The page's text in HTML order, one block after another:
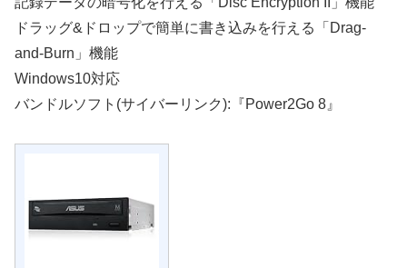
ドラッグ&ドロップで簡単に書き込みを行える「Drag-
and-Burn」機能
Windows10対応
バンドルソフト(サイバーリンク):『Power2Go 8』